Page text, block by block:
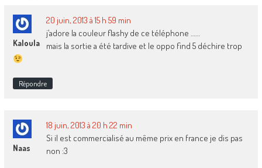
Kaloula
20 juin, 2013 à 15 h 59 min
j’adore la couleur flashy de ce téléphone ……
mais la sortie a été tardive et le oppo find 5 déchire trop
Répondre
Naas
18 juin, 2013 à 20 h 22 min
Si il est commercialisé au même prix en france je dis pas
non :3